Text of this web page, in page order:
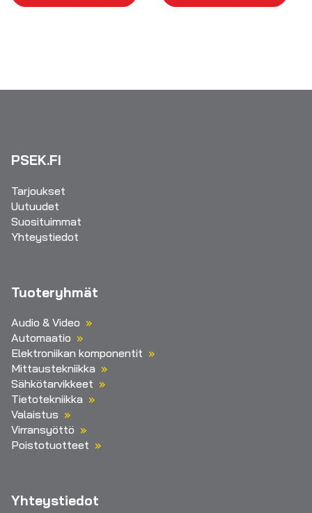
PSEK.FI
Tarjoukset
Uutuudet
Suosituimmat
Yhteystiedot
Tuoteryhmät
Audio & Video
Automaatio
Elektroniikan komponentit
Mittaustekniikka
Sähkötarvikkeet
Tietotekniikka
Valaistus
Virransyöttö
Poistotuotteet
Yhteystiedot